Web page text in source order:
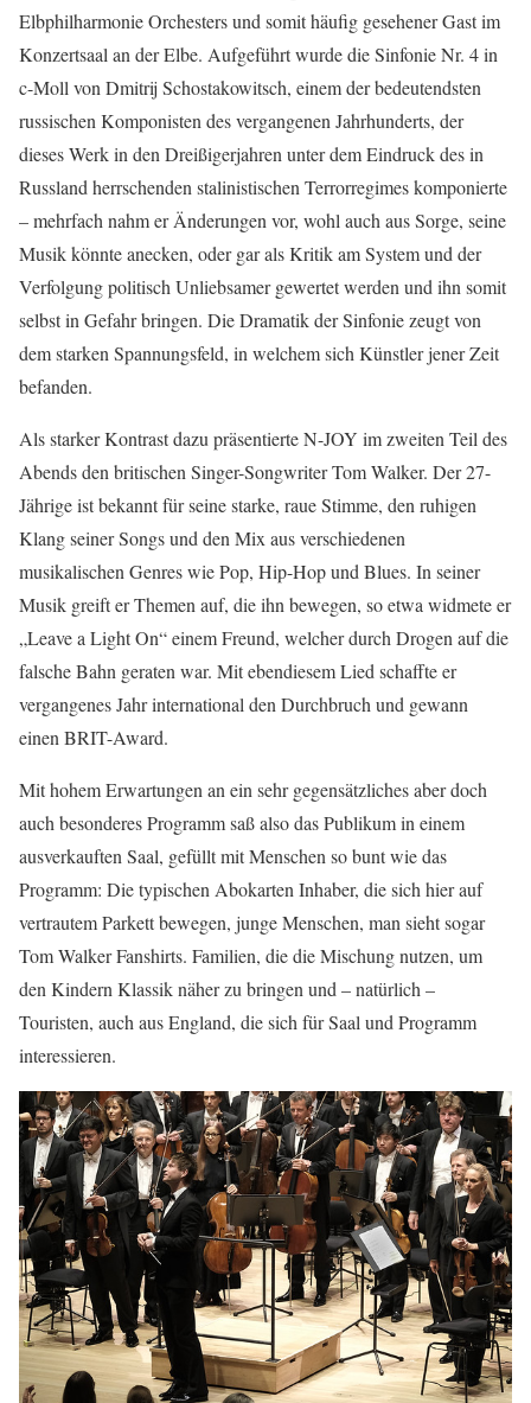
Elbphilharmonie Orchesters und somit häufig gesehener Gast im
Konzertsaal an der Elbe. Aufgeführt wurde die Sinfonie Nr. 4 in
c-Moll von Dmitrij Schostakowitsch, einem der bedeutendsten
russischen Komponisten des vergangenen Jahrhunderts, der
dieses Werk in den Dreißigerjahren unter dem Eindruck des in
Russland herrschenden stalinistischen Terrorregimes komponierte
– mehrfach nahm er Änderungen vor, wohl auch aus Sorge, seine
Musik könnte anecken, oder gar als Kritik am System und der
Verfolgung politisch Unliebsamer gewertet werden und ihn somit
selbst in Gefahr bringen. Die Dramatik der Sinfonie zeugt von
dem starken Spannungsfeld, in welchem sich Künstler jener Zeit
befanden.
Als starker Kontrast dazu präsentierte N-JOY im zweiten Teil des
Abends den britischen Singer-Songwriter Tom Walker. Der 27-
Jährige ist bekannt für seine starke, raue Stimme, den ruhigen
Klang seiner Songs und den Mix aus verschiedenen
musikalischen Genres wie Pop, Hip-Hop und Blues. In seiner
Musik greift er Themen auf, die ihn bewegen, so etwa widmete er
„Leave a Light On“ einem Freund, welcher durch Drogen auf die
falsche Bahn geraten war. Mit ebendiesem Lied schaffte er
vergangenes Jahr international den Durchbruch und gewann
einen BRIT-Award.
Mit hohem Erwartungen an ein sehr gegensätzliches aber doch
auch besonderes Programm saß also das Publikum in einem
ausverkauften Saal, gefüllt mit Menschen so bunt wie das
Programm: Die typischen Abokarten Inhaber, die sich hier auf
vertrautem Parkett bewegen, junge Menschen, man sieht sogar
Tom Walker Fanshirts. Familien, die die Mischung nutzen, um
den Kindern Klassik näher zu bringen und – natürlich –
Touristen, auch aus England, die sich für Saal und Programm
interessieren.